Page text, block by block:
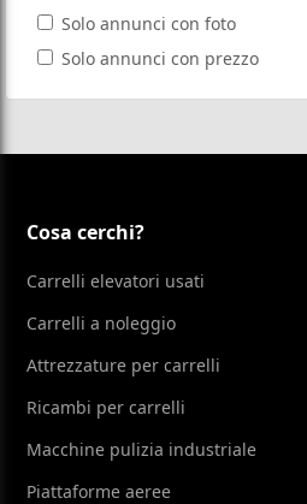
Solo annunci con foto
Solo annunci con prezzo
Cosa cerchi?
Carrelli elevatori usati
Carrelli a noleggio
Attrezzature per carrelli
Ricambi per carrelli
Macchine pulizia industriale
Piattaforme aeree